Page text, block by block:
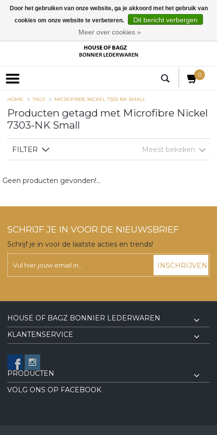
0
HOME TAGS MICROFIBRE NICKEL 7303-NK SMALL
Producten getagd met Microfibre Nickel
7303-NK Small
FILTER Meest bekeken
Geen producten gevonden!...
SCHRIJF JE IN VOOR DE NIEUWSBRIEF
Schrijf je in voor de laatste acties en trends!
INSCHRIJVEN
HOUSE OF BAGZ BONNIER LEDERWAREN
KLANTENSERVICE
PRODUCTEN
VOLG ONS OP FACEBOOK
Door het gebruiken van onze website, ga je akkoord met het gebruik van
cookies om onze website te verbeteren.
Dit bericht verbergen
Meer over cookies »